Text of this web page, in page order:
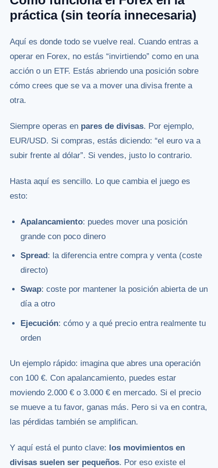
práctica (sin teoría innecesaria)
Aquí es donde todo se vuelve real. Cuando entras a
operar en Forex, no estás “invirtiendo” como en una
acción o un ETF. Estás abriendo una posición sobre
cómo crees que se va a mover una divisa frente a
otra.
Siempre operas en pares de divisas. Por ejemplo,
EUR/USD. Si compras, estás diciendo: “el euro va a
subir frente al dólar”. Si vendes, justo lo contrario.
Hasta aquí es sencillo. Lo que cambia el juego es
esto:
Apalancamiento: puedes mover una posición
grande con poco dinero
Spread: la diferencia entre compra y venta (coste
directo)
Swap: coste por mantener la posición abierta de un
día a otro
Ejecución: cómo y a qué precio entra realmente tu
orden
Un ejemplo rápido: imagina que abres una operación
con 100 €. Con apalancamiento, puedes estar
moviendo 2.000 € o 3.000 € en mercado. Si el precio
se mueve a tu favor, ganas más. Pero si va en contra,
las pérdidas también se amplifican.
Y aquí está el punto clave: los movimientos en
divisas suelen ser pequeños. Por eso existe el